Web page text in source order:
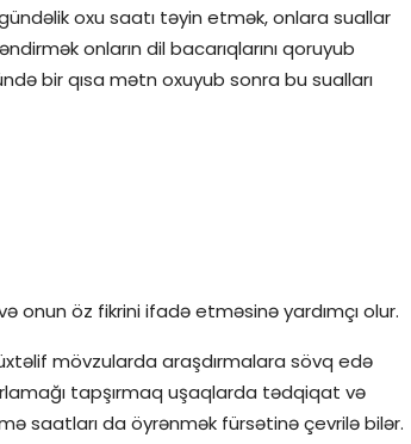
oxu saatı təyin etmək, onlara suallar
onların dil bacarıqlarını qoruyub
bir qısa mətn oxuyub sonra bu sualları
onun öz fikrini ifadə etməsinə yardımçı olur.
mövzularda araşdırmalara sövq edə
tapşırmaq uşaqlarda tədqiqat və
saatları da öyrənmək fürsətinə çevrilə bilər.